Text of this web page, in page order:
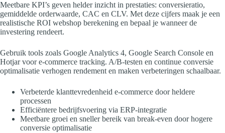
Meetbare KPI’s geven helder inzicht in prestaties: conversieratio,
gemiddelde orderwaarde, CAC en CLV. Met deze cijfers maak je een
realistische ROI webshop berekening en bepaal je wanneer de
investering rendeert.
Gebruik tools zoals Google Analytics 4, Google Search Console en
Hotjar voor e-commerce tracking. A/B-testen en continue conversie
optimalisatie verhogen rendement en maken verbeteringen schaalbaar.
Verbeterde klanttevredenheid e-commerce door heldere
processen
Efficiëntere bedrijfsvoering via ERP-integratie
Meetbare groei en sneller bereik van break-even door hogere
conversie optimalisatie